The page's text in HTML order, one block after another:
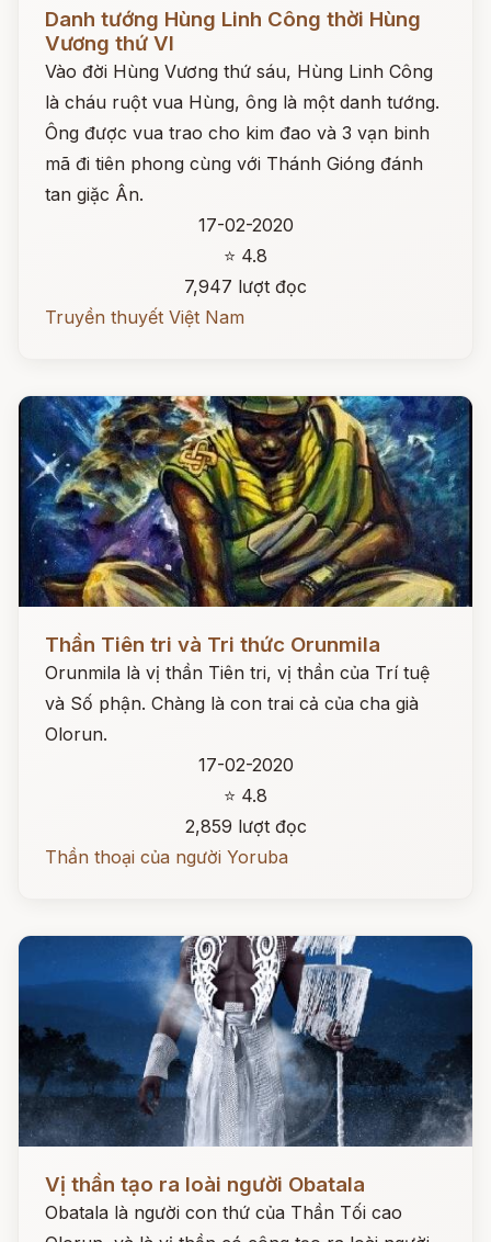
Danh tướng Hùng Linh Công thời Hùng
Vương thứ VI
Vào đời Hùng Vương thứ sáu, Hùng Linh Công
là cháu ruột vua Hùng, ông là một danh tướng.
Ông được vua trao cho kim đao và 3 vạn binh
mã đi tiên phong cùng với Thánh Gióng đánh
tan giặc Ân.
17-02-2020
⭐ 4.8
7,947 lượt đọc
Truyền thuyết Việt Nam
Đọc ngay
Thần Tiên tri và Tri thức Orunmila
Orunmila là vị thần Tiên tri, vị thần của Trí tuệ
và Số phận. Chàng là con trai cả của cha già
Olorun.
17-02-2020
⭐ 4.8
2,859 lượt đọc
Thần thoại của người Yoruba
Đọc ngay
Vị thần tạo ra loài người Obatala
Obatala là người con thứ của Thần Tối cao